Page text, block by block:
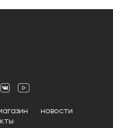
новости